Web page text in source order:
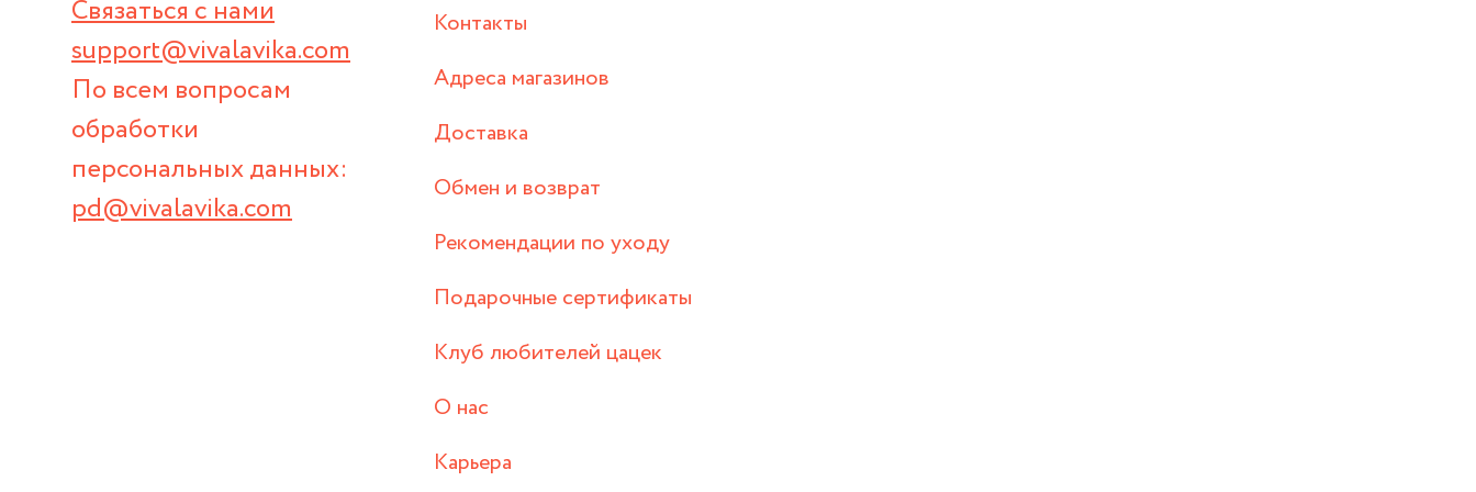
Связаться с нами
support@vivalavika.com
По всем вопросам
обработки
персональных данных:
pd@vivalavika.com
Контакты
Адреса магазинов
Доставка
Обмен и возврат
Рекомендации по уходу
Подарочные сертификаты
Клуб любителей цацек
О нас
Карьера